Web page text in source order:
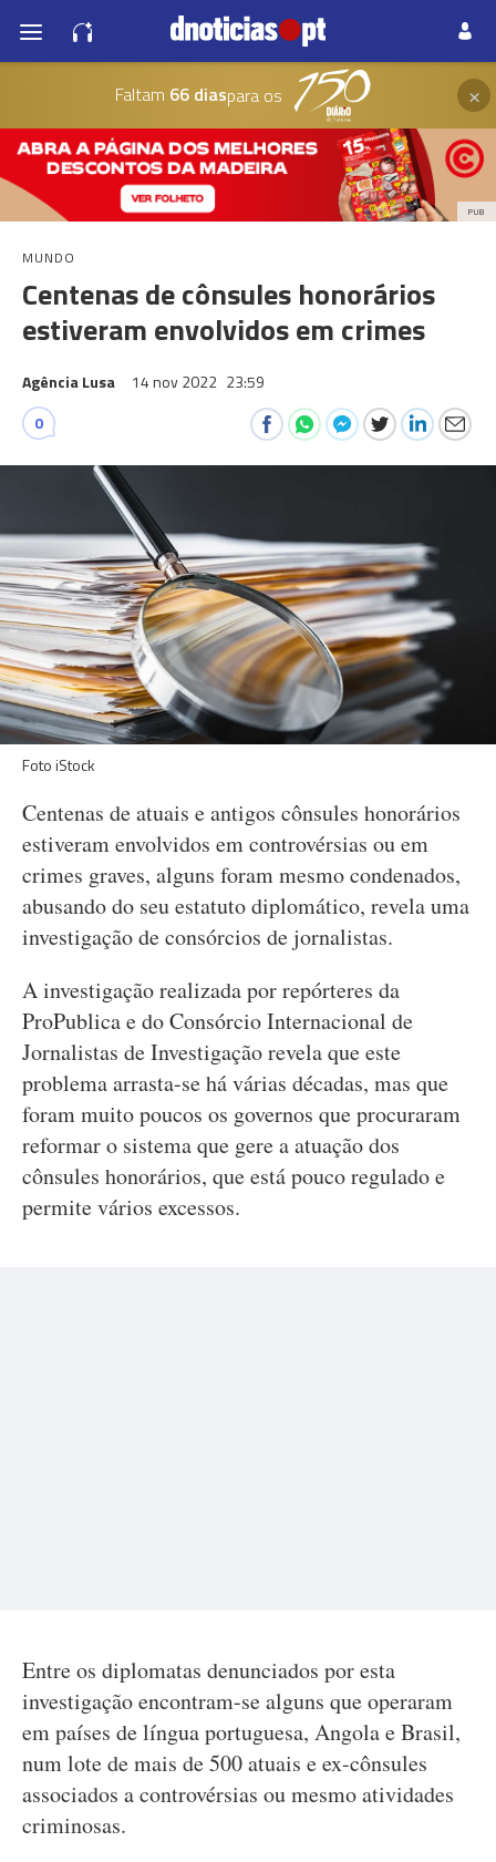
Faltam 66 diaspara os ×
PUB
MUNDO
Centenas de cônsules honorários
estiveram envolvidos em crimes
Agência Lusa 14 nov 2022 23:59
0
Foto iStock
Centenas de atuais e antigos cônsules honorários
estiveram envolvidos em controvérsias ou em
crimes graves, alguns foram mesmo condenados,
abusando do seu estatuto diplomático, revela uma
investigação de consórcios de jornalistas.
A investigação realizada por repórteres da
ProPublica e do Consórcio Internacional de
Jornalistas de Investigação revela que este
problema arrasta-se há várias décadas, mas que
foram muito poucos os governos que procuraram
reformar o sistema que gere a atuação dos
cônsules honorários, que está pouco regulado e
permite vários excessos.
Entre os diplomatas denunciados por esta
investigação encontram-se alguns que operaram
em países de língua portuguesa, Angola e Brasil,
num lote de mais de 500 atuais e ex-cônsules
associados a controvérsias ou mesmo atividades
criminosas.